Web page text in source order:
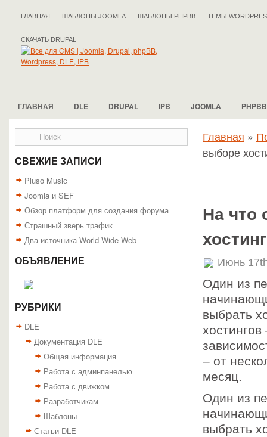
ГЛАВНАЯ ШАБЛОНЫ JOOMLA ШАБЛОНЫ PHPBB ТЕМЫ
СКАЧАТЬ DRUPAL
ГЛАВНАЯ DLE DRUPAL IPB JOOMLA PHPBB
СВЕЖИЕ ЗАПИСИ
Pluso Musiс
Joomla и SEF
Обзор платформ для создания форума
Страшный зверь трафик
Два источника World Wide Web
ОБЪЯВЛЕНИЕ
РУБРИКИ
DLE
Документация DLE
Общая информация
Работа с админпанелью
Работа с движком
Разработчикам
Шаблоны
Статьи DLE
Главная »
выборе
На что
Июнь
Один из
выбрать
– от
месяц.
Один из
выбрать